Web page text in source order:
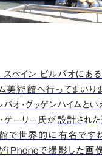
ペイン ビルバオにある
美術館へ行ってまいり
オ・グッゲンハイムとい
ゲーリー氏が設計され
で世界的に有名ですね
iPhoneで撮影した画